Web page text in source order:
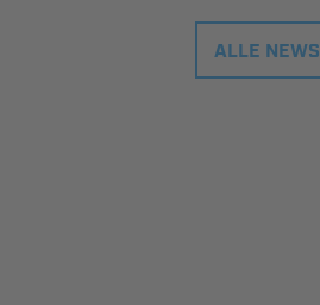
ALLE NEWS